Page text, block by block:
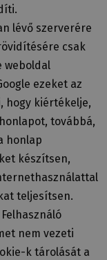
lévő szerverére
csak
weboldal
ezeket az
hogy kiértékelje,
továbbá,
honlap
készítsen,
teljesítsen.
nem vezeti
k tárolását a